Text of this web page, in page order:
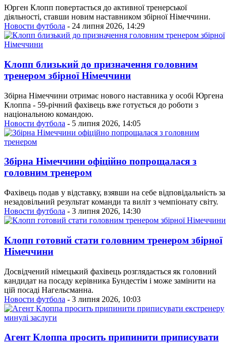
Юрген Клопп повертається до активної тренерської
діяльності, ставши новим наставником збірної Німеччини.
Новости футбола - 24 липня 2026, 14:29
Клопп близький до призначення головним
тренером збірної Німеччини
Збірна Німеччини отримає нового наставника у особі Юргена
Клоппа - 59-річний фахівець вже готується до роботи з
національною командою.
Новости футбола - 5 липня 2026, 14:05
Збірна Німеччини офіційно попрощалася з
головним тренером
Фахівець подав у відставку, взявши на себе відповідальність за
незадовільний результат команди та виліт з чемпіонату світу.
Новости футбола - 3 липня 2026, 14:30
Клопп готовий стати головним тренером збірної
Німеччини
Досвідчений німецький фахівець розглядається як головний
кандидат на посаду керівника Бундестім і може замінити на
цій посаді Нагельсманна.
Новости футбола - 3 липня 2026, 10:03
Агент Клоппа просить припинити приписувати